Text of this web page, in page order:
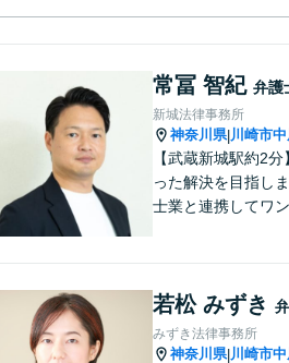
常冨 智紀 弁護
新城法律事務所
神奈川県|川崎市
【武蔵新城駅約2
った解決を目指し
士業と連携してワ
若松 みずき
みずき法律事務所
神奈川県|川崎市